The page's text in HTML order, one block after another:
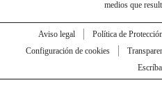
medios que
Aviso legal Política de
Configuración de cookies